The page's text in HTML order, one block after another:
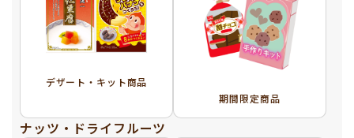
デザート・キット商品
期間限定商品
ナッツ・ドライフルーツ